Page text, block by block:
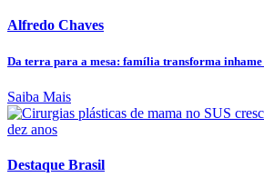
Alfredo Chaves
Da terra para a mesa: família transforma inhame
Saiba Mais
Destaque Brasil